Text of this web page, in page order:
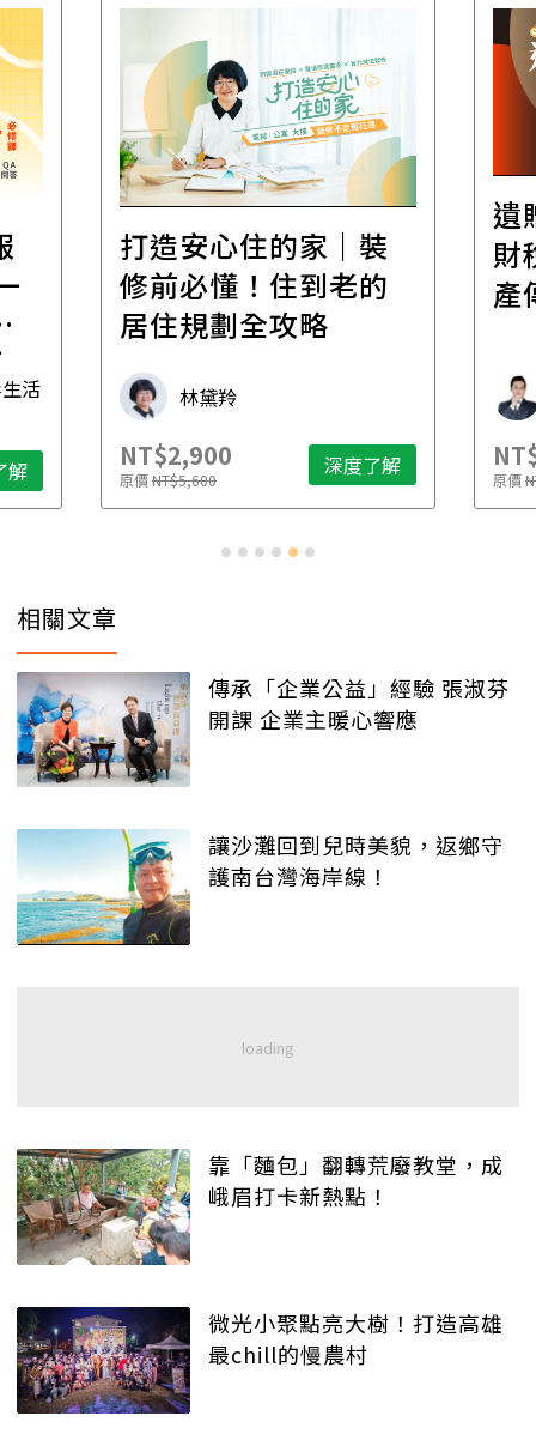
活
解
打造安心住的家｜裝
修前必懂！住到老的
居住規劃全攻略
林黛羚
NT$2,900
原價NT$5,600 深度了解
遺
財
產
原價
相關文章
傳承「企業公益」經驗 張淑芬
開課 企業主暖心響應
讓沙灘回到兒時美貌，返鄉守
護南台灣海岸線！
靠「麵包」翻轉荒廢教堂，成
峨眉打卡新熱點！
微光小聚點亮大樹！打造高雄
最chill的慢農村